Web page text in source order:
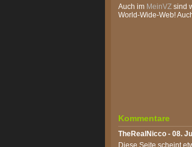
Auch im MeinVZ sind
World-Wide-Web!
Kommentare
TheRealNicco - 08.
Diese Seite scheint